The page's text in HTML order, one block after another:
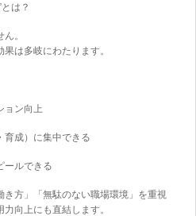
は？
。
は多岐にわたります。
ョン向上
育成）に集中できる
ールできる
き方」「無駄のない職場環境」を重視
向上にも直結します。